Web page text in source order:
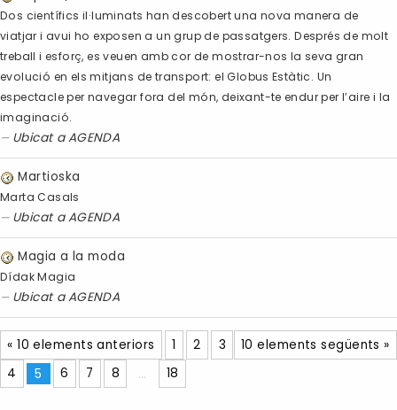
Dos científics il·luminats han descobert una nova manera de
viatjar i avui ho exposen a un grup de passatgers. Després de molt
treball i esforç, es veuen amb cor de mostrar-nos la seva gran
evolució en els mitjans de transport: el Globus Estàtic. Un
espectacle per navegar fora del món, deixant-te endur per l’aire i la
imaginació.
Ubicat aAGENDA
Martioska
Marta Casals
Ubicat aAGENDA
Magia a la moda
Dídak Magia
Ubicat aAGENDA
« 10 elements anteriors 10 elements següents »
1 2
3
4
5 6 7 8 ... 18